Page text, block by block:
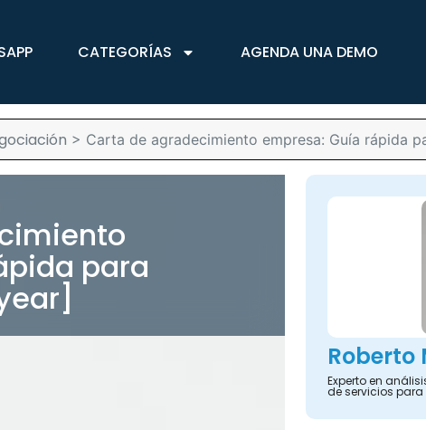
CATEGORÍAS AGENDA UNA DEMO
> Carta de agradecimiento empresa: Guía rápida
para
Roberto
Experto en
de servicios